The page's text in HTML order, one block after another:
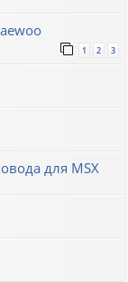
1 2 3
для MSX